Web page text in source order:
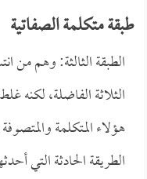
طبقة متكلمة الصفاتية
الطبقة الثالثة: وهم من
الثلاثة الفاضلة،
هؤلاء المتكلمة
الطريقة الحادثة التي